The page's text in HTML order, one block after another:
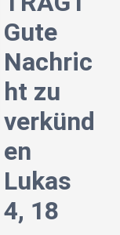
Gute
Nachric
ht zu
verkünd
en
Lukas
4, 18